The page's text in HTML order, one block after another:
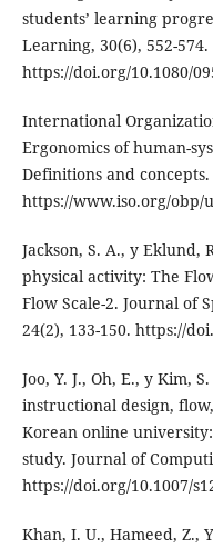
students’ learning
Learning, 30(6), 552-574.
https://doi.org/10.1080/
International
Ergonomics of human-
Definitions and concepts.
https://www.iso.org/obp/
Jackson, S. A., y Eklund,
physical activity: The
Flow Scale-2. Journal of
24(2), 133-150. https://
Joo, Y. J., Oh, E., y Kim,
instructional design,
Korean online
study. Journal of
https://doi.org/10.1007/
Khan, I. U., Hameed, Z.,